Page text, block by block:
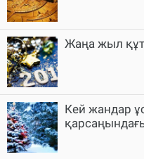
Жаңа жыл
Кей жандар